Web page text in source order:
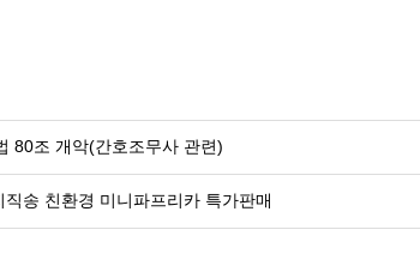
80조 개악(간호조무사 관련)
직송 친환경 미니파프리카 특가판매